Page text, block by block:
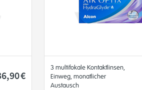
,90€
3 multifokale Kontaktlinsen,
Einweg, monatlicher
Austausch